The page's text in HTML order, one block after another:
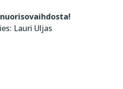
Lauri Uljas